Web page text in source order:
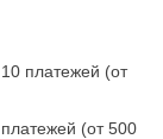
платежей (от
(от 500